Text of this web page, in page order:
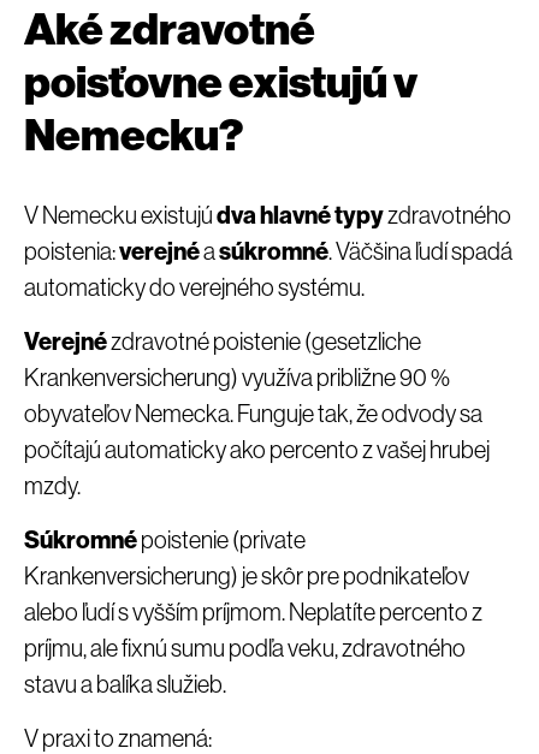
Aké zdravotné
poisťovne existujú v
Nemecku?
V Nemecku existujúdva hlavné typyzdravotného
poistenia:verejnéasúkromné. Väčšina ľudí spadá
automaticky do verejného systému.
Verejnézdravotné poistenie (gesetzliche
Krankenversicherung) využíva približne 90 %
obyvateľov Nemecka. Funguje tak, že odvody sa
počítajú automaticky ako percento z vašej hrubej
mzdy.
Súkromnépoistenie (private
Krankenversicherung) je skôr pre podnikateľov
alebo ľudí s vyšším príjmom. Neplatíte percento z
príjmu, ale fixnú sumu podľa veku, zdravotného
stavu a balíka služieb.
V praxi to znamená: